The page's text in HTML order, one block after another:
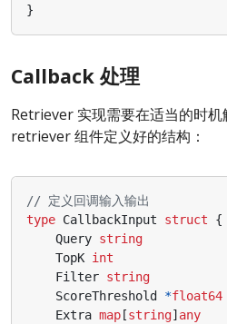
}
Callback 处理
Retriever 实现需要在适当的时
retriever 组件定义好的结构：
// 定义回调输入输出
type CallbackInput struct
{
Query string
TopK int
Filter string
ScoreThreshold
*float64
Extra map [string] any